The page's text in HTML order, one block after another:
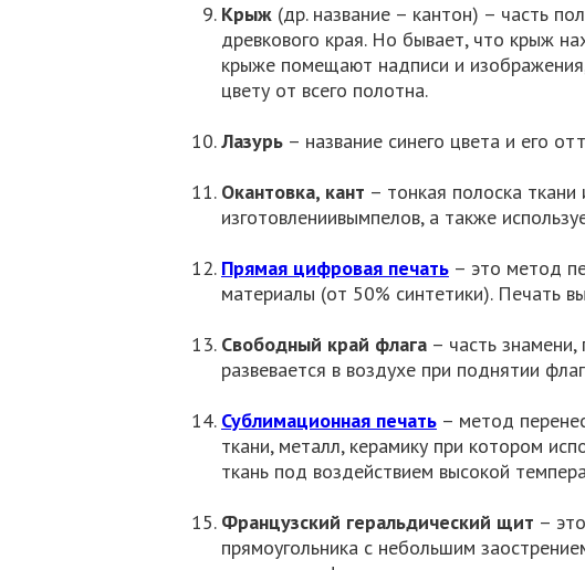
Крыж (др. название – кантон) – часть
древкового края. Но бывает, что крыж
крыже помещают надписи и
цвету от всего полотна.
Лазурь – название синего цвета и его
Окантовка, кант – тонкая полоска
изготовлениивымпелов, а также
Прямая цифровая печать – это метод
материалы (от 50% синтетики). Печать
Свободный край флага – часть
развевается в воздухе при поднятии
Сублимационная печать – метод
ткани, металл, керамику при котором
ткань под воздействием высокой
Французский геральдический щит –
прямоугольника с небольшим